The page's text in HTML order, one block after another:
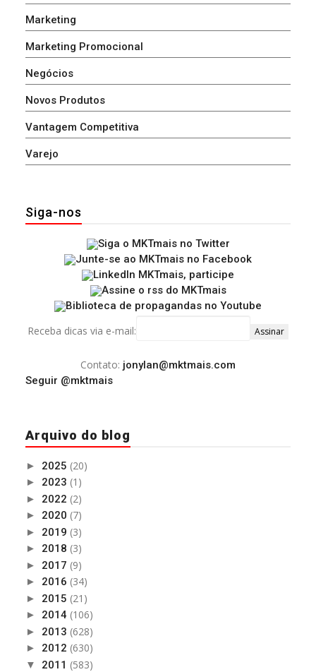
Marketing
Marketing Promocional
Negócios
Novos Produtos
Vantagem Competitiva
Varejo
Siga-nos
Receba dicas via e-mail:
Contato: jonylan@mktmais.com
Seguir @mktmais
Arquivo do blog
► 2025 (20)
► 2023 (1)
► 2022 (2)
► 2020 (7)
► 2019 (3)
► 2018 (3)
► 2017 (9)
► 2016 (34)
► 2015 (21)
► 2014 (106)
► 2013 (628)
► 2012 (630)
▼ 2011 (583)